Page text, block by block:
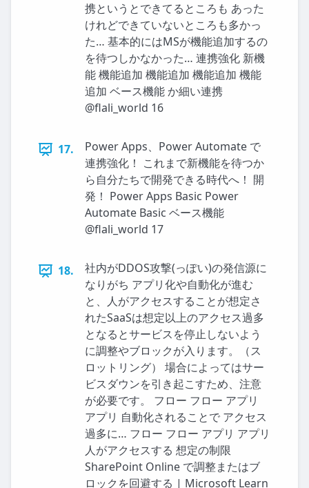
携というとできてるところも あった
けれどできていないところも多かっ
た… 基本的にはMSが機能追加するの
を待つしかなかった… 連携強化 新機
能 機能追加 機能追加 機能追加 機能
追加 ベース機能 か細い連携
@flali_world 16
17.
Power Apps、Power Automate で
連携強化！ これまで新機能を待つか
ら自分たちで開発できる時代へ！ 開
発！ Power Apps Basic Power
Automate Basic ベース機能
@flali_world 17
18.
社内がDDOS攻撃(っぽい)の発信源に
なりがち アプリ化や自動化が進む
と、人がアクセスすることが想定さ
れたSaaSは想定以上のアクセス過多
となるとサービスを停止しないよう
に調整やブロックが入ります。（ス
ロットリング） 場合によってはサー
ビスダウンを引き起こすため、注意
が必要です。 フロー フロー アプリ
アプリ 自動化されることで アクセス
過多に… フロー フロー アプリ アプリ
人がアクセスする 想定の制限
SharePoint Online で調整またはブ
ロックを回避する | Microsoft Learn